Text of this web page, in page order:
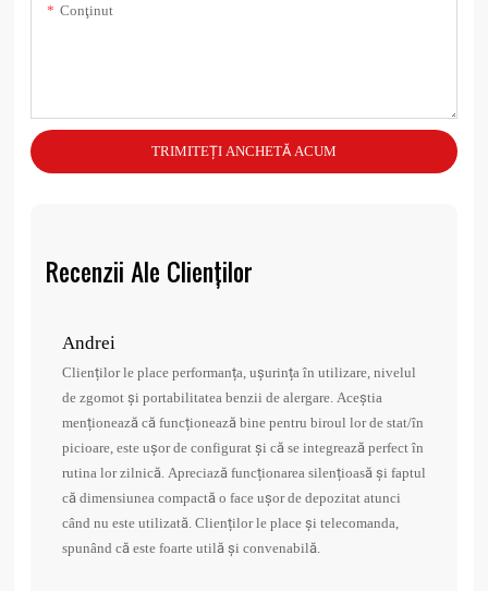
Conţinut
TRIMITEȚI ANCHETĂ ACUM
Recenzii Ale Clienților
Andrei
Clienților le place performanța, ușurința în utilizare, nivelul
de zgomot și portabilitatea benzii de alergare. Aceștia
menționează că funcționează bine pentru biroul lor de stat/în
picioare, este ușor de configurat și că se integrează perfect în
rutina lor zilnică. Apreciază funcționarea silențioasă și faptul
că dimensiunea compactă o face ușor de depozitat atunci
când nu este utilizată. Clienților le place și telecomanda,
spunând că este foarte utilă și convenabilă.